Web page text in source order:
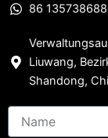
86
Liuwang,
Shandong,